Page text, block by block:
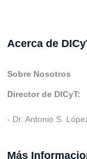
Acerca de
Sobre Nosotros
Director de DICyT:
- Dr. Antonio S.
Más